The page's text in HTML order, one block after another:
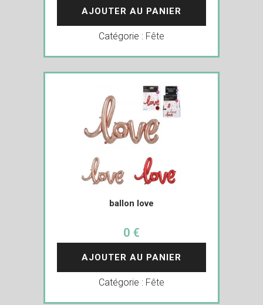
AJOUTER AU PANIER
Catégorie : Fête
ballon love
0 €
AJOUTER AU PANIER
Catégorie : Fête